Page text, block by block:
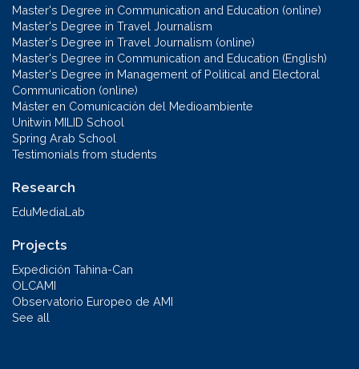
Master's Degree in Communication and Education (online)
Master's Degree in Travel Journalism
Master's Degree in Travel Journalism (online)
Master's Degree in Communication and Education (English)
Master's Degree in Management of Political and Electoral
Communication (online)
Máster en Comunicación del Medioambiente
Unitwin MILID School
Spring Arab School
Testimonials from students
Research
EduMediaLab
Projects
Expedición Tahina-Can
OLCAMI
Observatorio Europeo de AMI
See all